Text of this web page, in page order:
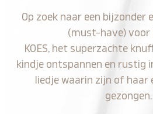
Op zoek naar een bijzonder
(must-have) voor
KOES, het superzachte
kindje ontspannen en rustig
liedje waarin zijn of haar
gezongen.